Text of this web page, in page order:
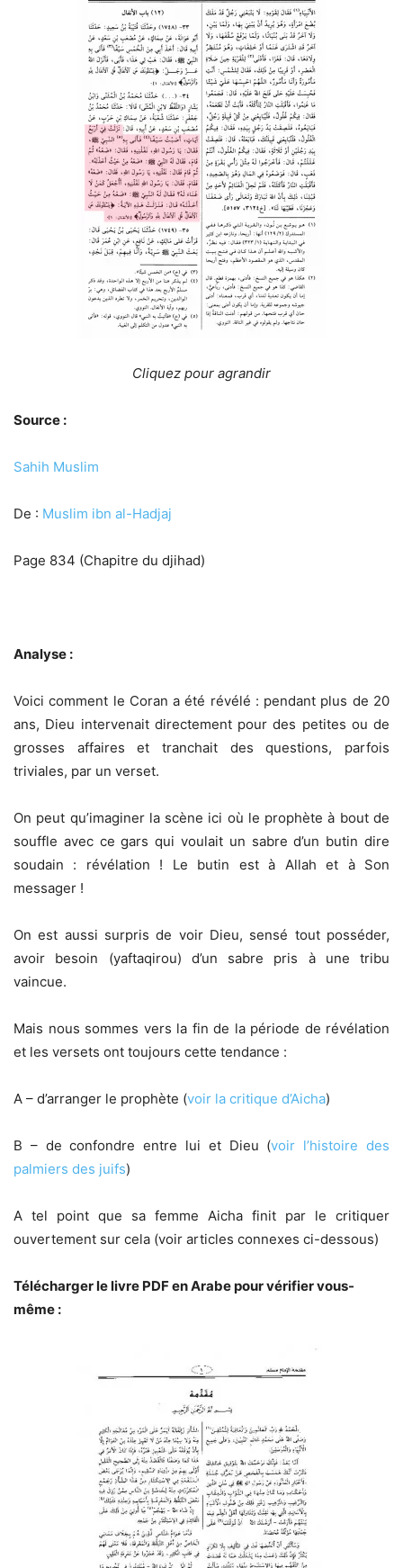
Cliquez pour agrandir
Source :
Sahih Muslim
De : Muslim ibn al-Hadjaj
Page 834 (Chapitre du djihad)
Analyse :
Voici comment le Coran a été révélé : pendant plus de 20
ans, Dieu intervenait directement pour des petites ou de
grosses affaires et tranchait des questions, parfois
triviales, par un verset.
On peut qu’imaginer la scène ici où le prophète à bout de
souffle avec ce gars qui voulait un sabre d’un butin dire
soudain : révélation ! Le butin est à Allah et à Son
messager !
On est aussi surpris de voir Dieu, sensé tout posséder,
avoir besoin (yaftaqirou) d’un sabre pris à une tribu
vaincue.
Mais nous sommes vers la fin de la période de révélation
et les versets ont toujours cette tendance :
A – d’arranger le prophète (voir la critique d’Aicha)
B – de confondre entre lui et Dieu (voir l’histoire des
palmiers des juifs)
A tel point que sa femme Aicha finit par le critiquer
ouvertement sur cela (voir articles connexes ci-dessous)
Télécharger le livre PDF en Arabe pour vérifier vous-
même :